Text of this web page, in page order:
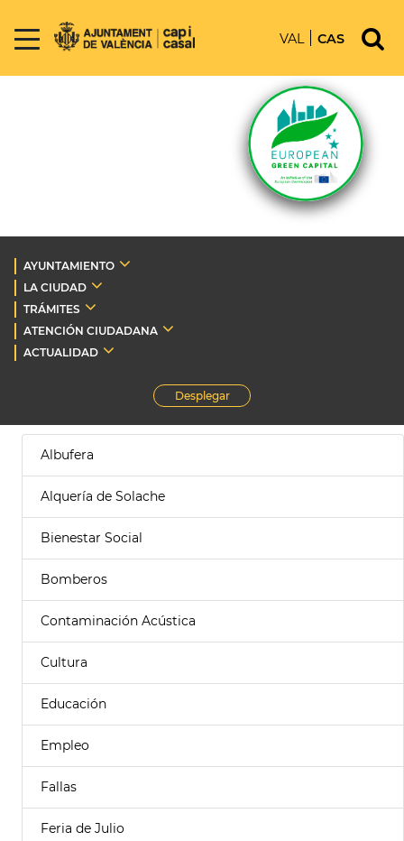
VAL CAS
AYUNTAMIENTO
LA CIUDAD
TRÁMITES
ATENCIÓN CIUDADANA
ACTUALIDAD
Desplegar
Albufera
Alquería de Solache
Bienestar Social
Bomberos
Contaminación Acústica
Cultura
Educación
Empleo
Fallas
Feria de Julio